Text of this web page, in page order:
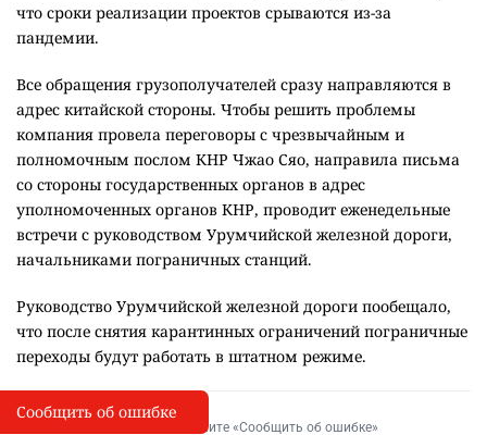
что сроки реализации проектов срываются из-за
пандемии.
Все обращения грузополучателей сразу направляются в
адрес китайской стороны. Чтобы решить проблемы
компания провела переговоры с чрезвычайным и
полномочным послом КНР Чжао Сяо, направила письма
со стороны государственных органов в адрес
уполномоченных органов КНР, проводит еженедельные
встречи с руководством Урумчийской железной дороги,
начальниками пограничных станций.
Руководство Урумчийской железной дороги пообещало,
что после снятия карантинных ограничений пограничные
переходы будут работать в штатном режиме.
I
Сообщить об опечатке
Выделите фрагмент и нажмите «Сообщить об ошибке»
Сообщить об ошибке